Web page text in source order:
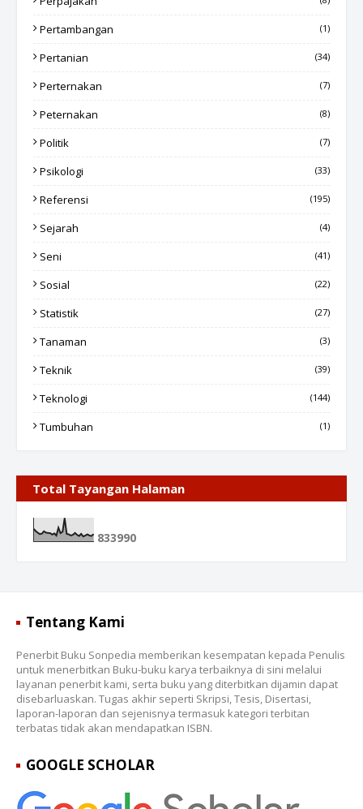
Pertambangan (1)
Pertanian (34)
Perternakan (7)
Peternakan (8)
Politik (7)
Psikologi (33)
Referensi (195)
Sejarah (4)
Seni (41)
Sosial (22)
Statistik (27)
Tanaman (3)
Teknik (39)
Teknologi (144)
Tumbuhan (1)
Total Tayangan Halaman
833990
Tentang Kami
Penerbit Buku Sonpedia memberikan kesempatan kepada Penulis
untuk menerbitkan Buku-buku karya terbaiknya di sini melalui
layanan penerbit kami, serta buku yang diterbitkan dijamin dapat
disebarluaskan. Tugas akhir seperti Skripsi, Tesis, Disertasi,
laporan-laporan dan sejenisnya termasuk kategori terbitan
terbatas tidak akan mendapatkan ISBN.
GOOGLE SCHOLAR